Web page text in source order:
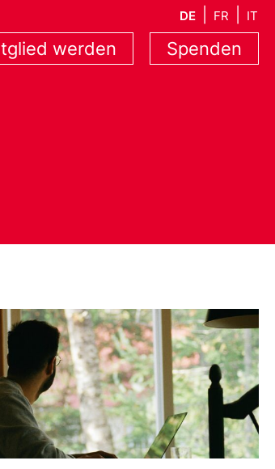
DE FR IT
werden Spenden